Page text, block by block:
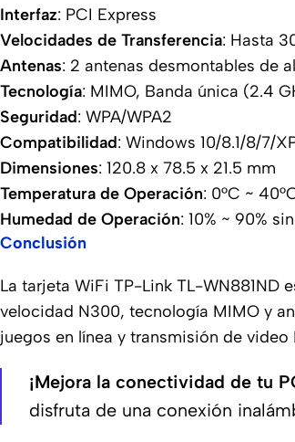
Interfaz: PCI Express
Velocidades de Transferencia: Hasta
Antenas: 2 antenas desmontables de
Tecnología: MIMO, Banda única (2.4
Seguridad: WPA/WPA2
Compatibilidad: Windows 10/8.1/8/7/
Dimensiones: 120.8 x 78.5 x 21.5 mm
Temperatura de Operación: 0°C ~
Humedad de Operación: 10% ~ 90%
Conclusión
La tarjeta WiFi TP-Link TL-WN881ND
velocidad N300, tecnología MIMO y
juegos en línea y transmisión de video
¡Mejora la conectividad de tu
disfruta de una conexión